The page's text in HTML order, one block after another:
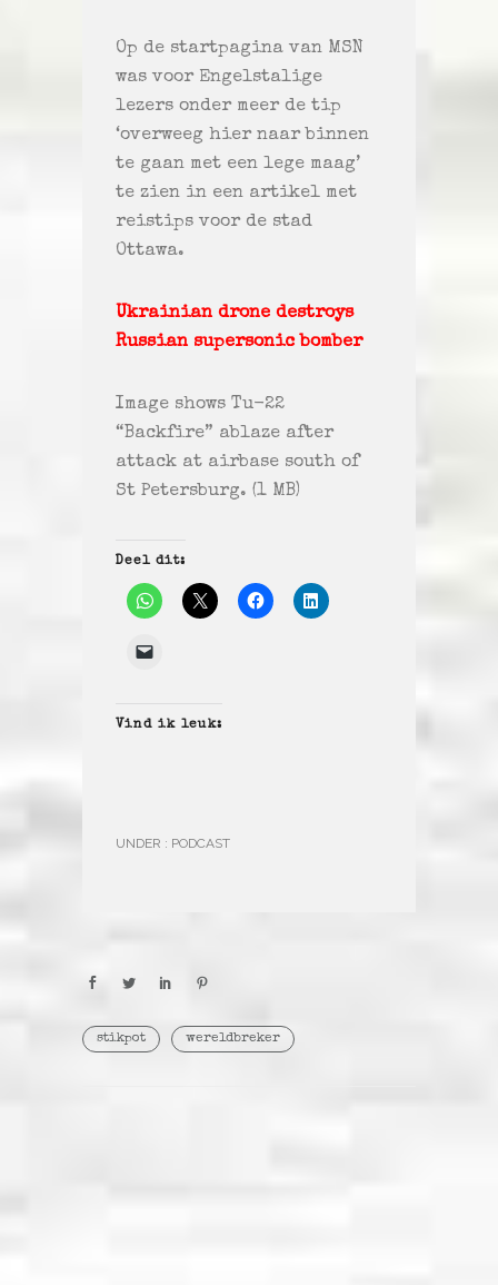
Op de startpagina van MSN
was voor Engelstalige
lezers onder meer de tip
‘overweeg hier naar binnen
te gaan met een lege maag’
te zien in een artikel met
reistips voor de stad
Ottawa.
Ukrainian drone destroys
Russian supersonic bomber
Image shows Tu-22
“Backfire” ablaze after
attack at airbase south of
St Petersburg. (1 MB)
Deel dit:
Vind ik leuk:
UNDER : PODCAST
stikpot wereldbreker